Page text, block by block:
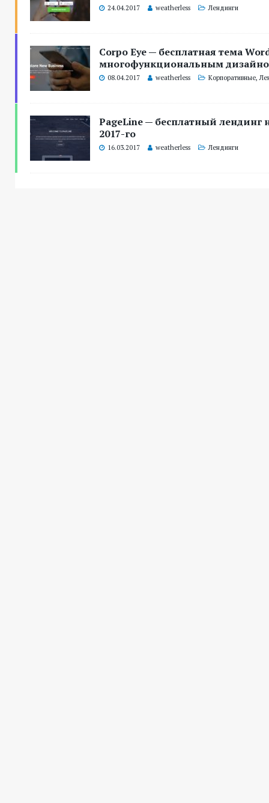
24.04.2017 weatherless Лендинги
Corpo Eye — бесплатная тема
многофункциональным
08.04.2017 weatherless Корпоративные,
PageLine — бесплатный лендинг
2017-го
16.03.2017 weatherless Лендинги